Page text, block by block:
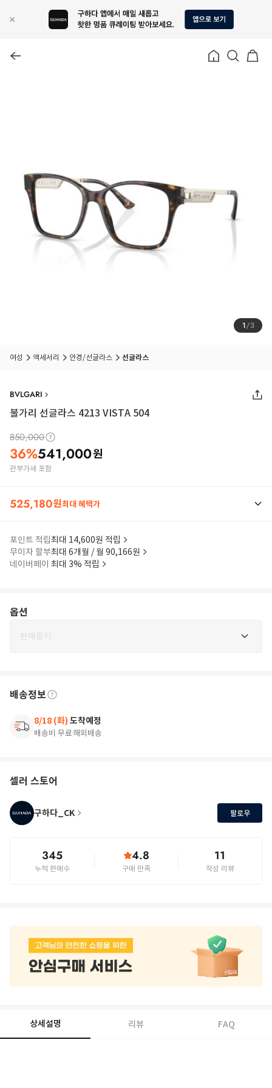
1/3
여성 액세서리 안경/선글라스 선글라스
BVLGARI
불가리 선글라스 4213 VISTA 504
850,000
36%541,000원
관부가세 포함
525,180원최대 혜택가
포인트 적립최대 14,600원 적립
무이자 할부최대 6개월 / 월 90,166원
네이버페이 최대 3% 적립
옵션
판매중지
배송정보
8/18 (화) 도착예정
배송비 무료해외배송
셀러 스토어
구하다_CK 팔로우
345
누적 판매수
4.8
구매 만족
11
작성 리뷰
상세설명 리뷰 FAQ